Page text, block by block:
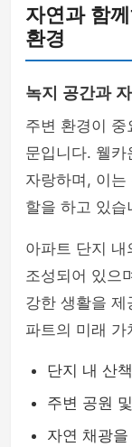
자연과 함
환경
녹지 공간과
주변 환경이 중
문입니다. 웰카
자랑하며, 이는
할을 하고 있습
아파트 단지
조성되어 있으
강한 생활을
파트의 미래
단지 내 산
주변 공원
자연 채광